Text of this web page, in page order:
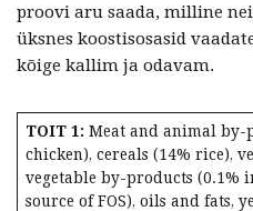
proovi aru saada, milline
üksnes koostisosasid
kõige kallim ja odavam.
TOIT 1: Meat and animal by-
chicken), cereals (14% rice),
vegetable by-products (0.1%
source of FOS), oils and fats,